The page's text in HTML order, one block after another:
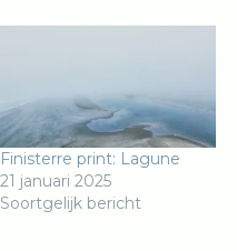
Finisterre print: Lagune
21 januari 2025
Soortgelijk bericht